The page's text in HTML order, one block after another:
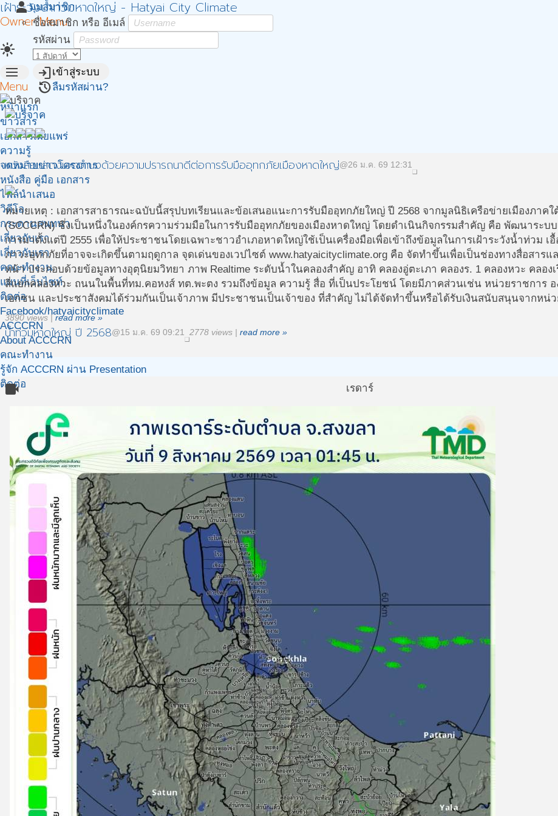
เฝ้าระวังน้ำท่วมหาดใหญ่ - Hatyai City Climate
Owner Menu
light_mode
personมุมสมาชิก
ชื่อสมาชิก หรือ อีเมล์
รหัสผ่าน
loginเข้าสู่ระบบ
restoreลืมรหัสผ่าน?
menu
Menu
หน้าแรก
ข่าวสาร
เอกสารเผยแพร่
ความรู้
จดหมายข่าวโครงการ
หนังสือ คู่มือ เอกสาร
ไฟล์นำเสนอ
วิดีโอ
กระดานสนทนา
เกี่ยวกับเรา.
เกี่ยวกับเรา
คณะทำงาน
แผนที่เว็บไซท์
ติดต่อ
Facebook/hatyaicityclimate
ACCCRN
About ACCCRN
คณะทำงาน
รู้จัก ACCCRN ผ่าน Presentation
ติดต่อ
หนังสือแสดงเจตจำนงด้วยความปรารถนาดีต่อการรับมืออุทกภัยเมืองหาดใหญ่@26 ม.ค. 69 12:31
หมายเหตุ : เอกสารสาธารณะฉบับนี้สรุปบทเรียนและข้อเสนอแนะการรับมืออุทกภัยใหญ่ ปี 2568 จากมูลนิธิเครือข่ายเมืองภาค
(SCCCRN) ซึ่งเป็นหนึ่งในองค์กรความร่วมมือในการรับมืออุทกภัยของเมืองหาดใหญ่ โดยดำเนินกิจกรรมสำคัญ คือ พัฒนาระบ
การมาตั้งแต่ปี 2555 เพื่อให้ประชาชนโดยเฉพาะชาวอำเภอหาดใหญ่ใช้เป็นเครื่องมือเพื่อเข้าถึงข้อมูลในการเฝ้าระวังน้ำท่วม
ภาวะอุทกภัยที่อาจจะเกิดขึ้นตามฤดูกาล จุดเด่นของเวปไซต์ www.hatyaicityclimate.org คือ จัดทำขึ้นเพื่อเป็นช่องทางสื่อสารแ
หน้า ประกอบด้วยข้อมูลทางอุตุนิยมวิทยา ภาพ Realtime ระดับน้ำในคลองสำคัญ อาทิ คลองอู่ตะเภา คลองร. 1 คลองหวะ คลอง
สี่แยกคลองหวะ ถนนในพื้นที่ทม.คอหงส์ ทต.พะตง รวมถึงข้อมูล ความรู้ สื่อ ที่เป็นประโยชน์ โดยมีภาคส่วนเช่น หน่วยราชการ
เอกชน และประชาสังคมได้ร่วมกันเป็นเจ้าภาพ มีประชาชนเป็นเจ้าของ ที่สำคัญ ไม่ได้จัดทำขึ้นหรือได้รับเงินสนับสนุนจากหน่
3890 views read more »
น้ำท่วมหาดใหญ่ ปี 2568@15 ม.ค. 69 09:21 2778 views read more »
videocam เรดาร์